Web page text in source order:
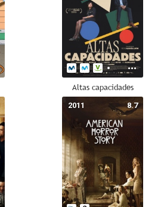
Altas capacidades
8.7
2011